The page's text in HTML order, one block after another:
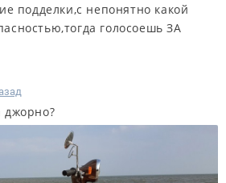
подделки,с непонятно какой
голосоешь ЗА